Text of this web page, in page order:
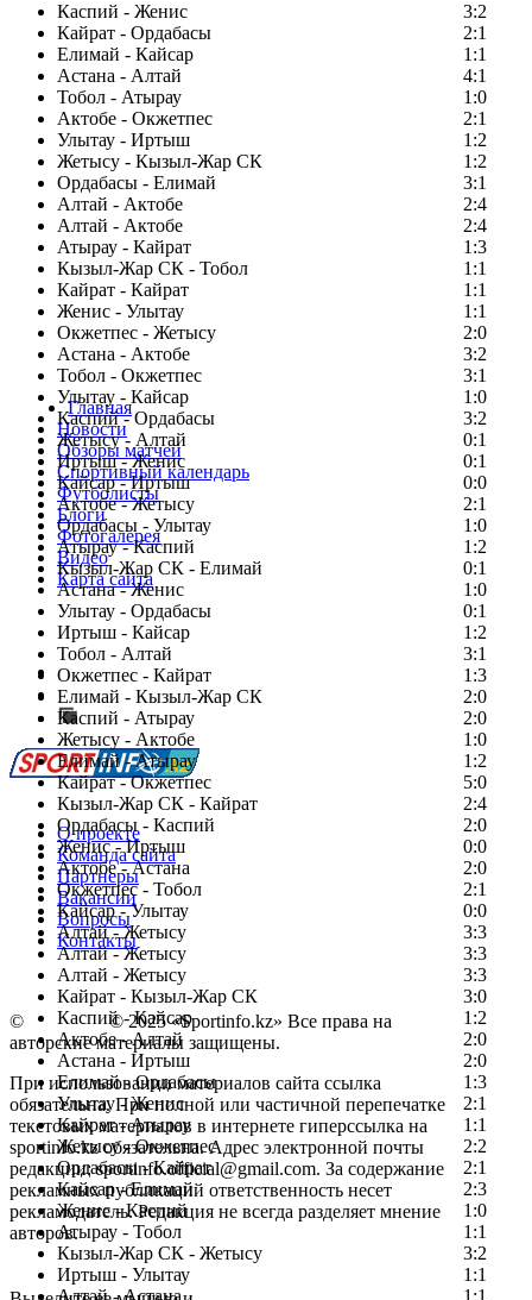
Каспий - Женис
3:2
Кайрат - Ордабасы
2:1
Елимай - Кайсар
1:1
Астана - Алтай
4:1
Тобол - Атырау
1:0
Актобе - Окжетпес
2:1
Улытау - Иртыш
1:2
Жетысу - Кызыл-Жар СК
1:2
Ордабасы - Елимай
3:1
Алтай - Актобе
2:4
Алтай - Актобе
2:4
Атырау - Кайрат
1:3
Кызыл-Жар СК - Тобол
1:1
Кайрат - Кайрат
1:1
Женис - Улытау
1:1
Окжетпес - Жетысу
2:0
Астана - Актобе
3:2
Тобол - Окжетпес
3:1
Улытау - Кайсар
1:0
Каспий - Ордабасы
3:2
Жетысу - Алтай
0:1
Иртыш - Женис
0:1
Кайсар - Иртыш
0:0
Актобе - Жетысу
2:1
Ордабасы - Улытау
1:0
Атырау - Каспий
1:2
Кызыл-Жар СК - Елимай
0:1
Астана - Женис
1:0
Улытау - Ордабасы
0:1
Иртыш - Кайсар
1:2
Тобол - Алтай
3:1
Окжетпес - Кайрат
1:3
Елимай - Кызыл-Жар СК
2:0
Каспий - Атырау
2:0
Жетысу - Актобе
1:0
Елимай - Атырау
1:2
Кайрат - Окжетпес
5:0
Кызыл-Жар СК - Кайрат
2:4
Ордабасы - Каспий
2:0
Женис - Иртыш
0:0
Актобе - Астана
2:0
Окжетпес - Тобол
2:1
Кайсар - Улытау
0:0
Алтай - Жетысу
3:3
Алтай - Жетысу
3:3
Алтай - Жетысу
3:3
Кайрат - Кызыл-Жар СК
3:0
Каспий - Кайсар
1:2
Актобе - Алтай
2:0
Астана - Иртыш
2:0
Елимай - Ордабасы
1:3
Улытау - Женис
2:1
Кайрат - Атырау
1:1
Жетысу - Окжетпес
2:2
Ордабасы - Кайрат
2:1
Кайсар - Елимай
2:3
Женис - Каспий
1:0
Атырау - Тобол
1:1
Кызыл-Жар СК - Жетысу
3:2
Иртыш - Улытау
1:1
Главная
Новости
Обзоры матчей
Спортивный календарь
Футболисты
Блоги
Фотогалерея
Видео
Карта сайта
Есть идея?
Сообщить о мероприятии
Перейти на старый сайт
О проекте
Команда сайта
Партнеры
Вакансии
Вопросы
Контакты
© Copyright© 2025 «Sportinfo.kz» Все права на
авторские материалы защищены.
При использовании материалов сайта ссылка
обязательна. При полной или частичной перепечатке
текстовых материалов в интернете гиперссылка на
sportinfo.kz обязательна. Адрес электронной почты
редакции: sportinfo.official@gmail.com. За содержание
рекламных публикаций ответственность несет
рекламодатель. Редакция не всегда разделяет мнение
авторов.
Заметили ошибку в тексте?